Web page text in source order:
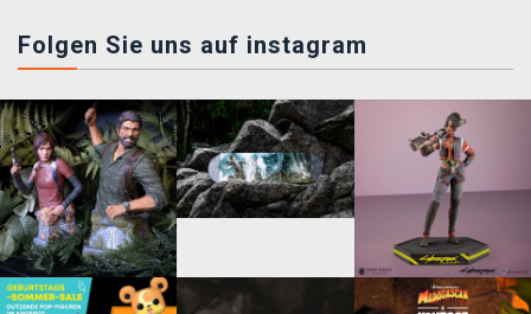
Folgen Sie uns auf instagram